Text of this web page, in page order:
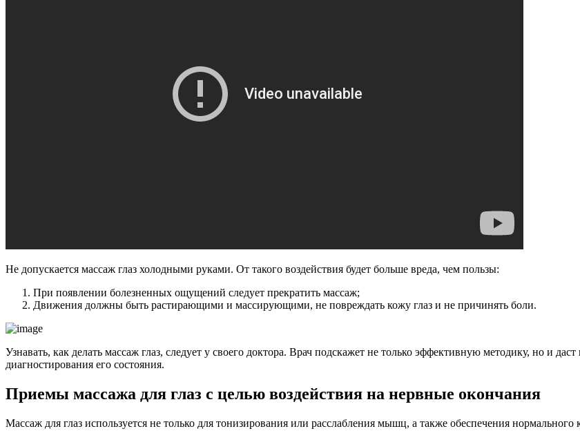
Не допускается массаж глаз холодными руками. От такого воздействия будет больше вреда, чем пользы:
При появлении болезненных ощущений следует прекратить массаж;
Движения должны быть растирающими и массирующими, не повреждать кожу глаз и не причинять боли.
Узнавать, как делать массаж глаз, следует у своего доктора. Врач подскажет не только эффективную методику, но и
диагностирования его состояния.
Приемы массажа для глаз с целью воздействия на нервные окончания
Массаж для глаз используется не только для тонизирования или расслабления мышц, а также обеспечения